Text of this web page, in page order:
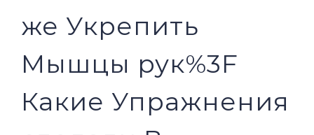
же Укрепить
Мышцы рук%3F
Какие Упражнения